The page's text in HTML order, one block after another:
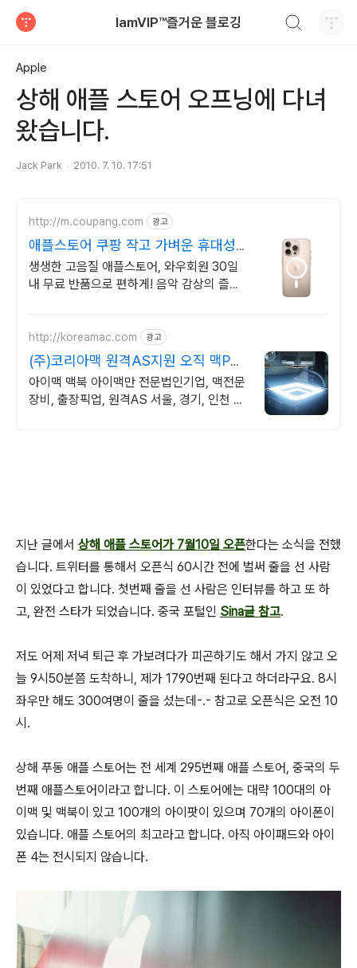
IamVIP™즐거운 블로깅
Apple
상해 애플 스토어 오프닝에 다녀
왔습니다.
Jack Park 2010. 7. 10. 17:51
http://m.coupang.com 광고
애플스토어 쿠팡 작고 가벼운 휴대성
편리함
생생한 고음질 애플스토어, 와우회원 30일
내 무료 반품으로 편하게! 음악 감상의 즐거
http://koreamac.com 광고
(주)코리아맥 원격AS지원 오직 맥PC
전문기업
아이맥 맥북 아이맥만 전문법인기업, 맥전문
장비, 출장픽업, 원격AS 서울, 경기, 인천 일
지난 글에서 상해 애플 스토어가 7월10일 오픈한다는 소식을 전했
습니다. 트위터를 통해서 오픈식 60시간 전에 벌써 줄을 선 사람
이 있었다고 합니다. 첫번째 줄을 선 사람은 인터뷰를 하고 또 하
고, 완전 스타가 되었습니다. 중국 포털인 Sina글 참고.
저도 어제 저녁 퇴근 후 가보려다가 피곤하기도 해서 가지 않고 오
늘 9시50분쯤 도착하니, 제가 1790번째 된다고 하더라구요. 8시
좌우만 해도 300여명이 줄을 섰는데-.- 참고로 오픈식은 오전 10
시.
상해 푸동 애플 스토어는 전 세계 295번째 애플 스토어, 중국의 두
번째 애플스토어이라고 합니다. 이 스토어에는 대략 100대의 아
이맥 및 맥북이 있고 100개의 아이팟이 있으며 70개의 아이폰이
있습니다. 애플 스토어의 최고라고 합니다. 아직 아이패드와 아이
폰 4는 전시되지 않습니다.